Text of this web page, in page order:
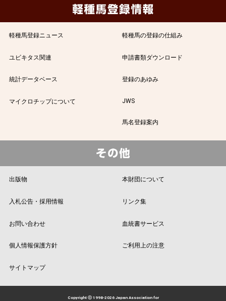
軽種馬登録ニュース 軽種馬の登録の仕組み
ユビキタス関連 申請書類ダウンロード
統計データベース 登録のあゆみ
マイクロチップについて JWS
馬名登録案内
出版物 本財団について
入札公告・採用情報 リンク集
お問い合わせ 血統書サービス
個人情報保護方針 ご利用上の注意
サイトマップ
Copyright ⓒ 1998-2026 Japan Association for